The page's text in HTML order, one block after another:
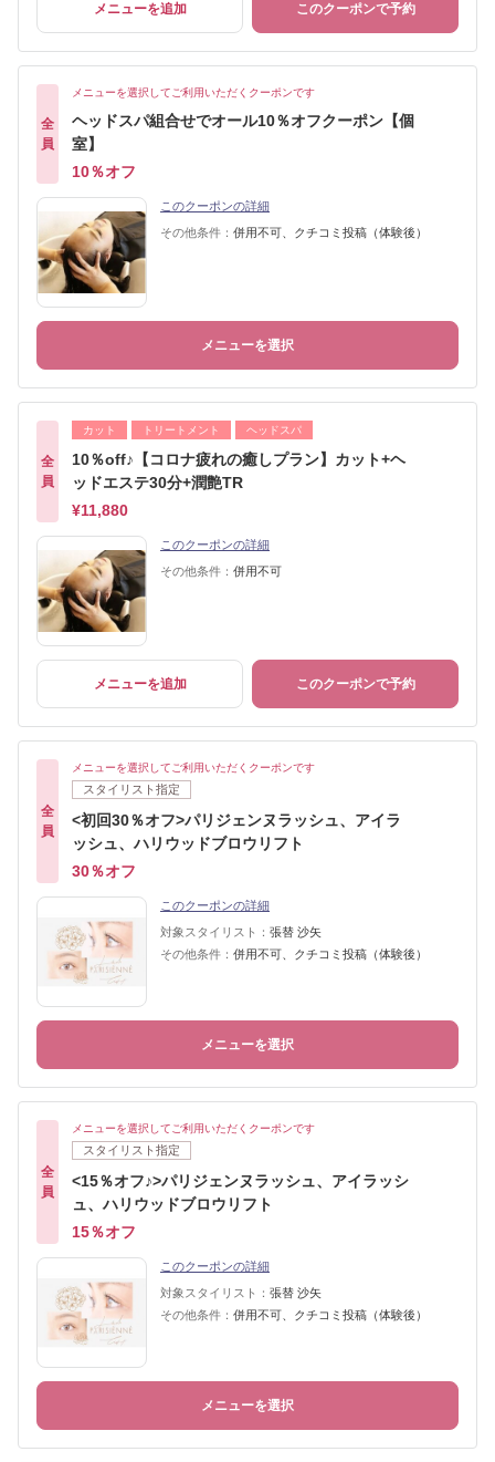
メニューを追加 このクーポンで予約
全
員
メニューを選択してご利用いただくクーポンです
ヘッドスパ組合せでオール10％オフクーポン【個
室】
10％オフ
このクーポンの詳細
その他条件： 併用不可、クチコミ投稿（体験後）
メニューを選択
全
員
カット トリートメント ヘッドスパ
10％off♪【コロナ疲れの癒しプラン】カット+ヘ
ッドエステ30分+潤艶TR
¥11,880
このクーポンの詳細
その他条件： 併用不可
メニューを追加 このクーポンで予約
全
員
メニューを選択してご利用いただくクーポンです
スタイリスト指定
<初回30％オフ>パリジェンヌラッシュ、アイラ
ッシュ、ハリウッドブロウリフト
30％オフ
このクーポンの詳細
対象スタイリスト： 張替 沙矢
その他条件： 併用不可、クチコミ投稿（体験後）
メニューを選択
全
員
メニューを選択してご利用いただくクーポンです
スタイリスト指定
<15％オフ♪>パリジェンヌラッシュ、アイラッシ
ュ、ハリウッドブロウリフト
15％オフ
このクーポンの詳細
対象スタイリスト： 張替 沙矢
その他条件： 併用不可、クチコミ投稿（体験後）
メニューを選択